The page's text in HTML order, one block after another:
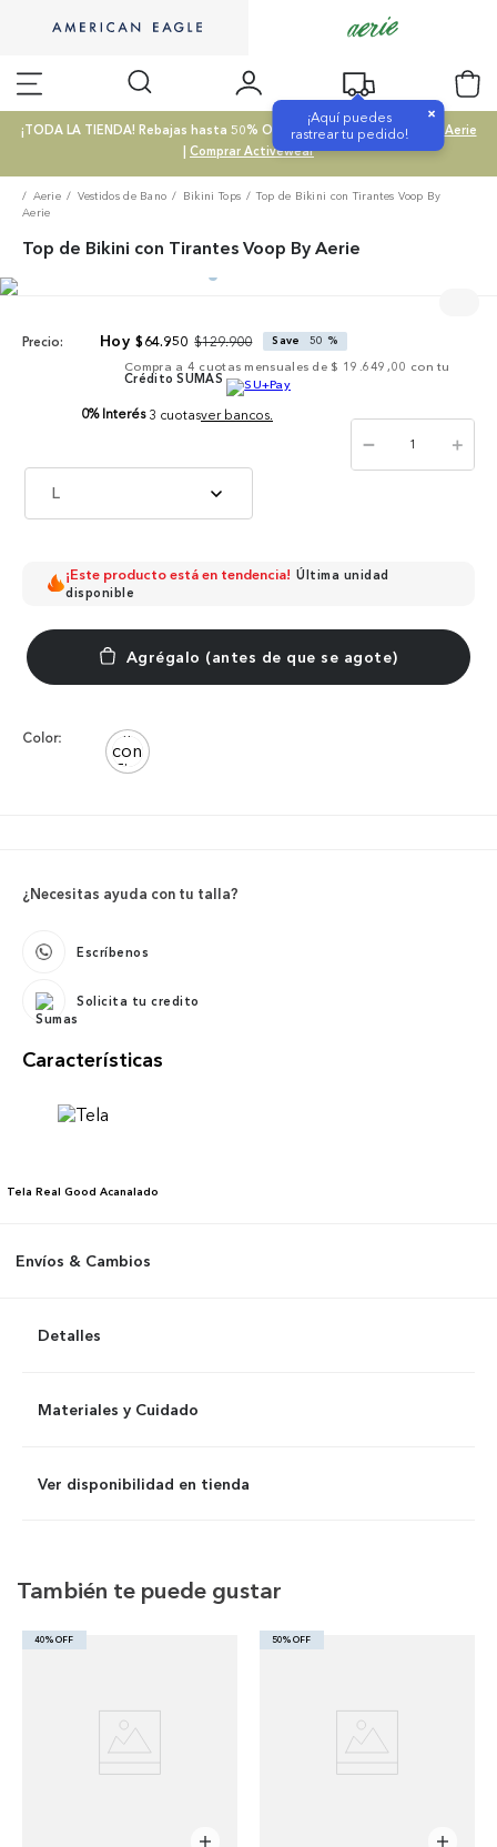
¡Aquí puedes
rastrear tu pedido!
×
¡TODA LA TIENDA! Rebajas hasta 50% OFF |Comprar SALE|Comprar Aerie
| Comprar Activewear
Aerie Vestidos de Bano Bikini Tops
Top de Bikini con Tirantes Voop By
Aerie
Top de Bikini con Tirantes Voop By Aerie
Precio: $64.950 $129.900 Save 50 %
Compra a 4 cuotas mensuales de $ 19.649,00 con tu
Crédito SUMAS
0% Interés 3 cuotasver bancos.
L
＋
－
¡Este producto está en tendencia! Última unidad
disponible
Color:
¿Necesitas ayuda con tu talla?
Escríbenos
Solicita tu credito
Características
Tela Real Good Acanalado
Envíos & Cambios
Detalles
Materiales y Cuidado
Ver disponibilidad en tienda
También te puede gustar
40% OFF 50% OFF